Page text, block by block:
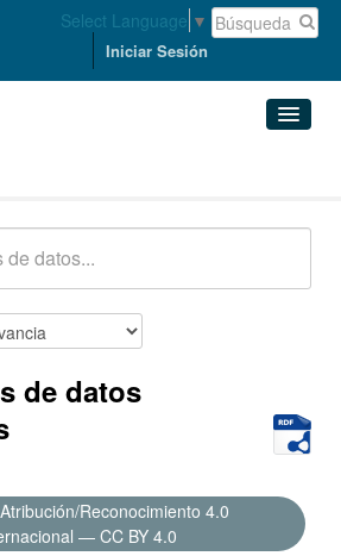
Select Language ▼
Iniciar Sesión
de datos
Reconocimiento 4.0
— CC BY 4.0